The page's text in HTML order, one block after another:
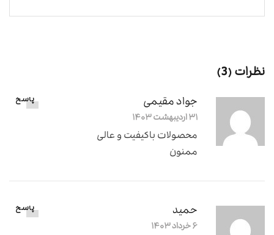
نظرات (3)
جواد مقیمی
۳۱ اردیبهشت ۱۴۰۳
پاسخ
محصولات باکیفیت و عالی
ممنون
حمید
۶ خرداد ۱۴۰۳
پاسخ